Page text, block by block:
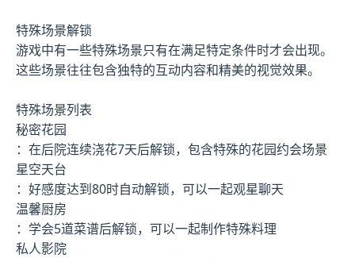
特殊场景解锁
游戏中有一些特殊场景只有在满足特定条件时才会出现。
这些场景往往包含独特的互动内容和精美的视觉效果。
特殊场景列表
秘密花园
：在后院连续浇花7天后解锁，包含特殊的花园约会场景
星空天台
：好感度达到80时自动解锁，可以一起观星聊天
温馨厨房
：学会5道菜谱后解锁，可以一起制作特殊料理
私人影院